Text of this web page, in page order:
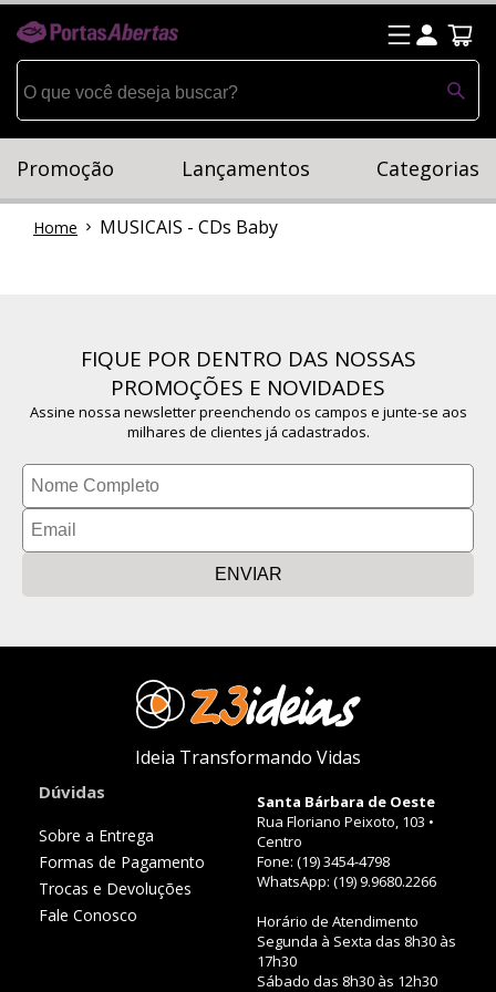
Promoção Lançamentos Categorias
Home MUSICAIS - CDs Baby
FIQUE POR DENTRO DAS NOSSAS
PROMOÇÕES E NOVIDADES
Assine nossa newsletter preenchendo os campos e junte-se aos
milhares de clientes já cadastrados.
ENVIAR
Ideia Transformando Vidas
Dúvidas
Sobre a Entrega
Formas de Pagamento
Trocas e Devoluções
Fale Conosco
Santa Bárbara de Oeste
Rua Floriano Peixoto, 103 •
Centro
Fone: (19) 3454-4798
WhatsApp: (19) 9.9680.2266
Horário de Atendimento
Segunda à Sexta das 8h30 às
17h30
Sábado das 8h30 às 12h30